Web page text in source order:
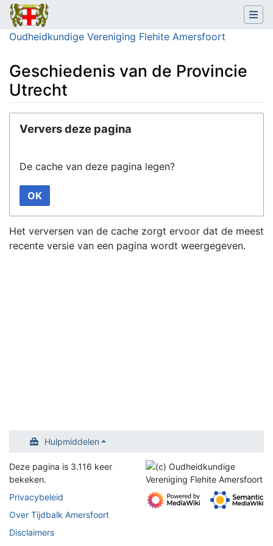
Oudheidkundige Vereniging Flehite Amersfoort
Geschiedenis van de Provincie
Utrecht
Ververs deze pagina
De cache van deze pagina legen?
OK
Het verversen van de cache zorgt ervoor dat de meest
recente versie van een pagina wordt weergegeven.
Hulpmiddelen
Deze pagina is 3.116 keer
bekeken.
Privacybeleid
Over Tijdbalk Amersfoort
Disclaimers